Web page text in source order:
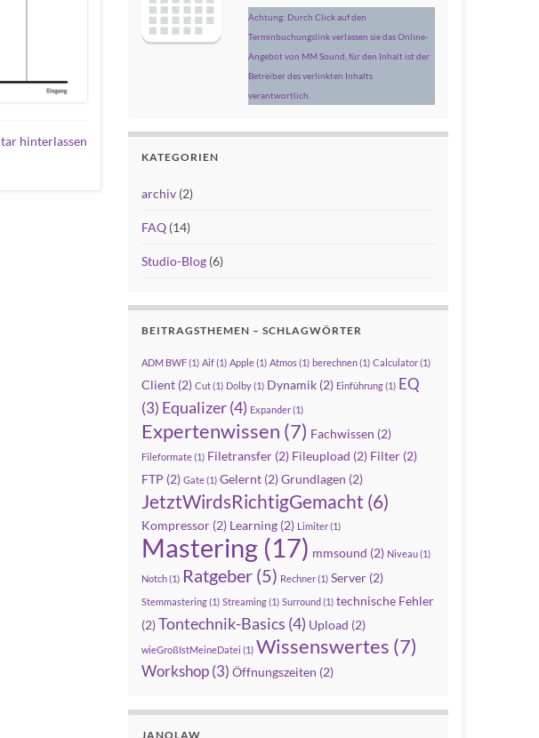
hinterlassen
Achtung: Durch Click auf den
Terminbuchungslink verlassen sie das Online-
Angebot von MM Sound, für den Inhalt ist der
Betreiber des verlinkten Inhalts
verantwortlich.
KATEGORIEN
archiv (2)
FAQ (14)
Studio-Blog (6)
BEITRAGSTHEMEN – SCHLAGWÖRTER
ADM BWF(1) Aif(1) Apple(1) Atmos(1) berechnen(1) Calculator(1)
Client (2) Cut(1) Dolby(1) Dynamik (2) Einführung(1) EQ
(3) Equalizer(4) Expander(1)
Expertenwissen (7) Fachwissen (2)
Fileformate(1) Filetransfer (2) Fileupload (2) Filter (2)
FTP (2) Gate(1) Gelernt (2)Grundlagen (2)
JetztWirdsRichtigGemacht (6)
Kompressor (2) Learning (2) Limiter(1)
Mastering (17) mmsound (2) Niveau(1)
Notch(1) Ratgeber (5) Rechner(1) Server (2)
Stemmastering(1) Streaming(1) Surround(1) technische Fehler
(2)Tontechnik-Basics (4) Upload (2)
wieGroßIstMeineDatei (1) Wissenswertes (7)
Workshop (3) Öffnungszeiten (2)
JANOLAW